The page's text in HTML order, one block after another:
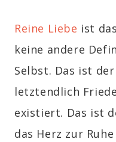
Reine Liebe ist
keine andere
Selbst. Das ist
letztendlich
existiert. Das ist
das Herz zur